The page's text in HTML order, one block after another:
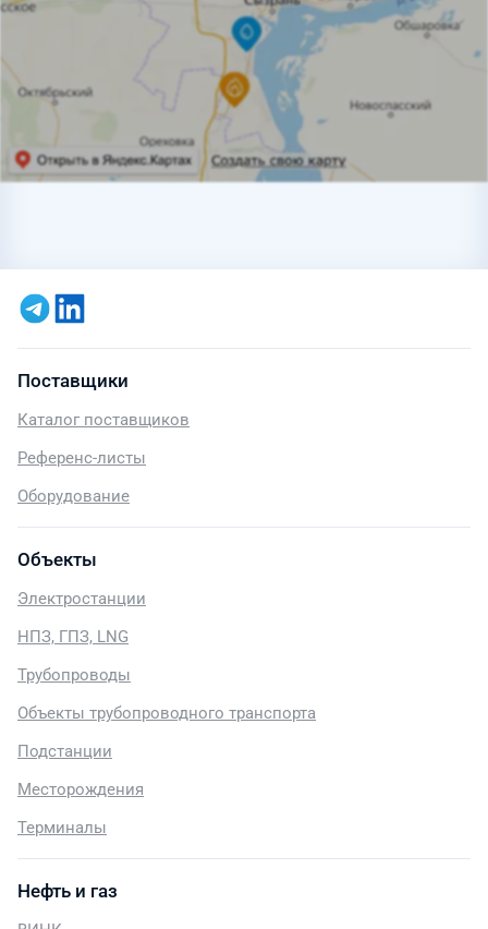
Поставщики
Каталог поставщиков
Референс-листы
Оборудование
Объекты
Электростанции
НПЗ, ГПЗ, LNG
Трубопроводы
Объекты трубопроводного транспорта
Подстанции
Месторождения
Терминалы
Нефть и газ